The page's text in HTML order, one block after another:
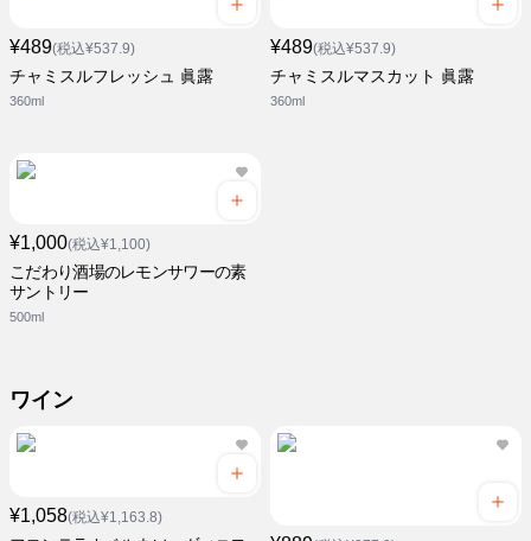
¥489(税込¥537.9)
チャミスルフレッシュ 眞露
360ml
¥489(税込¥537.9)
チャミスルマスカット 眞露
360ml
¥1,000(税込¥1,100)
こだわり酒場のレモンサワーの素
サントリー
500ml
ワイン
¥1,058(税込¥1,163.8)